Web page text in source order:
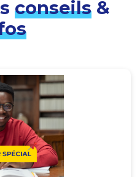
conseils&